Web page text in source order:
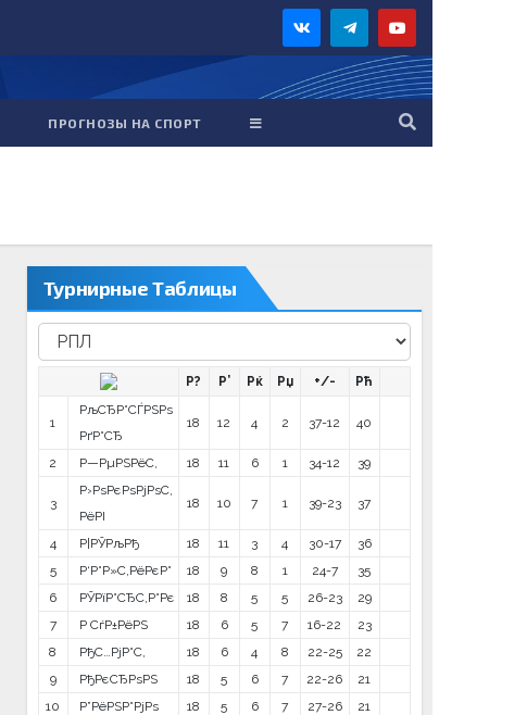
ПРОГНОЗЫ НА СПОРТ
Турнирные Таблицы
Р? Р’ Рќ Рџ +/- Рћ
1
РљСЂР°СЃРЅРѕ
РґР°СЂ
18 12 4 2 37-12 40
2 Р—РµРЅРёС‚ 18 11 6 1 34-12 39
3
Р›РѕРєРѕРјРѕС‚
РёРІ
18 10 7 1 39-23 37
4 Р¦РЎРљРђ 18 11 3 4 30-17
36
5
Р‘Р°Р»С‚РёРєР° 18 9 8 1 24-7
35
6
РЎРїР°СЂС‚Р°Рє 18 8 5 5 26-23
29
7
Р СѓР±РёРЅ 18 6 5 7 16-22
23
8
РђС…РјР°С‚ 18 6 4 8 22-25
22
9
РђРєСЂРѕРЅ 18 5 6 7 22-26
21
10
Р”РёРЅР°РјРѕ 18 5 6 7 27-26
21